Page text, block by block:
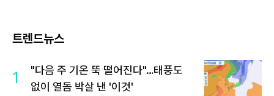
트렌드뉴스
1
"다음 주 기온 뚝 떨어진다"…태풍도
없이 열돔 박살 낸 '이것'